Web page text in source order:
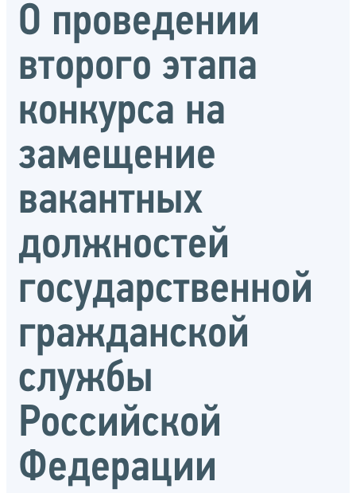
О проведении
второго этапа
конкурса на
замещение
вакантных
должностей
государственной
гражданской
службы
Российской
Федерации